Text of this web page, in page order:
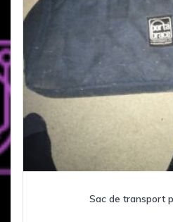
Sac de transport